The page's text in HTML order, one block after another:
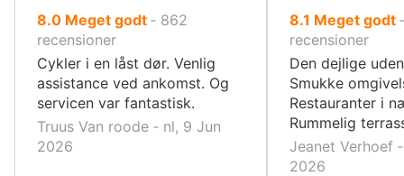
8.0ud
af
10,
Meget godt ‐ 862
recensioner
Cykler i en låst dør. Venlig
assistance ved ankomst. Og
servicen var fantastisk.
Truus Van roode ‐ nl, 9 Jun
2026
8.1 ud
af
10,
Meget godt
recensioner
Den dejlige
Smukke
Restauranter i
Rummelig
Jeanet Verhoef
2026